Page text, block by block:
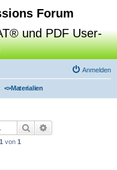
Forum
und PDF User-
Anmelden
<>Materialien
Suche
1 von 1